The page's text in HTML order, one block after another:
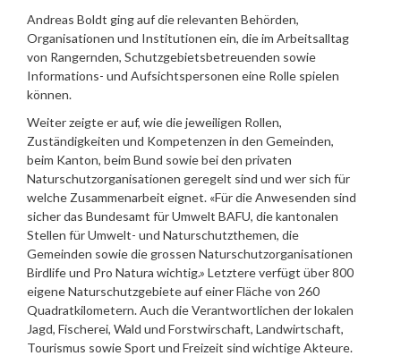
Andreas Boldt ging auf die relevanten Behörden,
Organisationen und Institutionen ein, die im Arbeitsalltag
von Rangernden, Schutzgebietsbetreuenden sowie
Informations- und Aufsichtspersonen eine Rolle spielen
können.
Weiter zeigte er auf, wie die jeweiligen Rollen,
Zuständigkeiten und Kompetenzen in den Gemeinden,
beim Kanton, beim Bund sowie bei den privaten
Naturschutzorganisationen geregelt sind und wer sich für
welche Zusammenarbeit eignet. «Für die Anwesenden sind
sicher das Bundesamt für Umwelt BAFU, die kantonalen
Stellen für Umwelt- und Naturschutzthemen, die
Gemeinden sowie die grossen Naturschutzorganisationen
Birdlife und Pro Natura wichtig.» Letztere verfügt über 800
eigene Naturschutzgebiete auf einer Fläche von 260
Quadratkilometern. Auch die Verantwortlichen der lokalen
Jagd, Fischerei, Wald und Forstwirschaft, Landwirtschaft,
Tourismus sowie Sport und Freizeit sind wichtige Akteure.